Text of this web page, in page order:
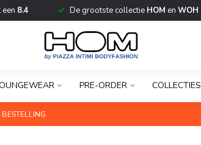
8.4 De grootste collectie HOM en WOH
PRE-ORDER COLLECTIES
BESTELLING